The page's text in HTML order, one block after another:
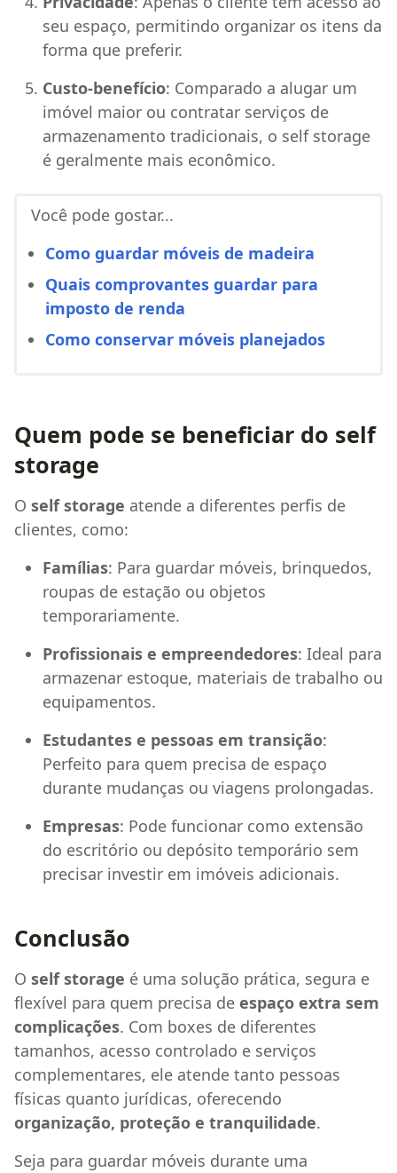
seu espaço, permitindo organizar os itens da
forma que preferir.
Custo-benefício: Comparado a alugar um
imóvel maior ou contratar serviços de
armazenamento tradicionais, o self storage
é geralmente mais econômico.
Você pode gostar...
Como guardar móveis de madeira
Quais comprovantes guardar para
imposto de renda
Como conservar móveis planejados
Quem pode se beneficiar do self
storage
O self storage atende a diferentes perfis de
clientes, como:
Famílias: Para guardar móveis, brinquedos,
roupas de estação ou objetos
temporariamente.
Profissionais e empreendedores: Ideal para
armazenar estoque, materiais de trabalho ou
equipamentos.
Estudantes e pessoas em transição:
Perfeito para quem precisa de espaço
durante mudanças ou viagens prolongadas.
Empresas: Pode funcionar como extensão
do escritório ou depósito temporário sem
precisar investir em imóveis adicionais.
Conclusão
O self storage é uma solução prática, segura e
flexível para quem precisa de espaço extra sem
complicações. Com boxes de diferentes
tamanhos, acesso controlado e serviços
complementares, ele atende tanto pessoas
físicas quanto jurídicas, oferecendo
organização, proteção e tranquilidade.
Seja para guardar móveis durante uma